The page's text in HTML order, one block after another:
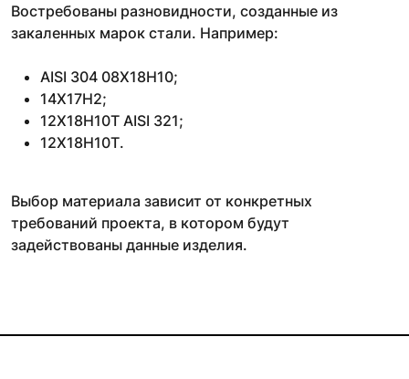
Востребованы разновидности, созданные из
закаленных марок стали. Например:
AISI 304 08Х18Н10;
14Х17Н2;
12Х18Н10Т AISI 321;
12Х18Н10Т.
Выбор материала зависит от конкретных
требований проекта, в котором будут
задействованы данные изделия.